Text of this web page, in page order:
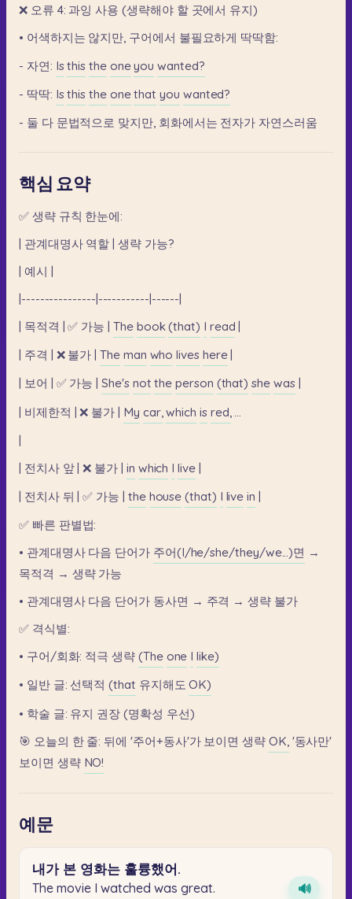
❌ 오류 4: 과잉 사용 (생략해야 할 곳에서 유지)
• 어색하지는 않지만, 구어에서 불필요하게 딱딱함:
- 자연: Is this the one you wanted?
- 딱딱: Is this the one that you wanted?
- 둘 다 문법적으로 맞지만, 회화에서는 전자가 자연스러움
핵심 요약
✅ 생략 규칙 한눈에:
| 관계대명사 역할 | 생략 가능?
| 예시 |
|----------------|-----------|------|
목적격 ✅ 가능 The book (that) I read
주격 ❌ 불가 The man who lives here
보어 ✅ 가능 She's not the person (that) she was
| 비제한적 | ❌ 불가 | My car, which is red,
|
| 전치사 앞 | ❌ 불가 | in which I live |
| 전치사 뒤 | ✅ 가능 | the house (that) I live in |
✅ 빠른 판별법:
• 관계대명사 다음 단어가 주어(I/he/she/they/we...)면 →
목적격 → 생략 가능
• 관계대명사 다음 단어가 동사면 → 주격 → 생략 불가
✅ 격식별:
• 구어/회화: 적극 생략 (The one I like)
• 일반 글: 선택적 (that 유지해도 OK)
• 학술 글: 유지 권장 (명확성 우선)
🎯 오늘의 한 줄: 뒤에 '주어+동사'가 보이면 생략 OK, '동사만'
보이면 생략 NO!
예문
내가 본 영화는 훌륭했어.
The movie I watched was great. 🔊